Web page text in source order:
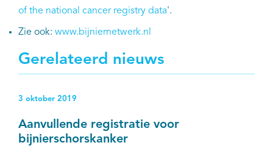
of the national cancer registry data'.
Zie ook: www.bijniernetwerk.nl
Gerelateerd nieuws
3 oktober 2019
Aanvullende registratie voor
bijnierschorskanker